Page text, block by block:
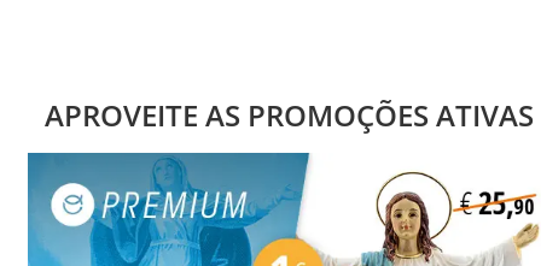
APROVEITE AS PROMOÇÕES ATIVAS